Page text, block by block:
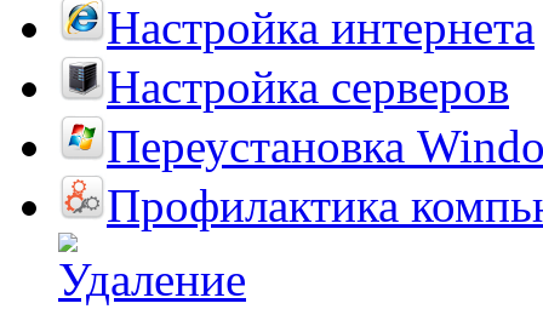
Настройка интернета
Настройка серверов
Переустановка
Профилактика